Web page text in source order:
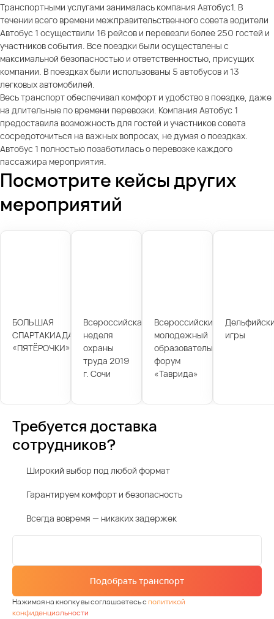
Транспортными услугами занималась компания Автобус1. В
течении всего времени межправительственного совета водители
Автобус 1 осуществили 16 рейсов и перевезли более 250 гостей и
участников события. Все поездки были осуществлены с
максимальной безопасностью и ответственностью, присущих
компании. В поездках были использованы 5 автобусов и 13
легковых автомобилей.
Весь транспорт обеспечивал комфорт и удобство в поездке, даже
на длительные по времени перевозки. Компания Автобус 1
предоставила возможность для гостей и участников совета
сосредоточиться на важных вопросах, не думая о поездках.
Автобус 1 полностью позаботилась о перевозке каждого
пассажира мероприятия.
Посмотрите кейсы других
мероприятий
БОЛЬШАЯ
СПАРТАКИАДА
«ПЯТЁРОЧКИ»
Всероссийская
неделя
охраны
труда 2019
г. Сочи
Всероссийский
молодежный
образовательный
форум
«Таврида»
игры
Требуется доставка
сотрудников?
Широкий выбор под любой формат
Гарантируем комфорт и безопасность
Всегда вовремя — никаких задержек
Подобрать транспорт
Нажимая на кнопку вы соглашаетесь сполитикой
конфиденциальности